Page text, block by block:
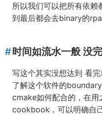
所以我们可以把所有依
到最后都会去binary的
时间如流水一般 没
写这个其实没想达到 看
了解这个软件的
cmake如何配合的，在用
cookbook，可以明确自